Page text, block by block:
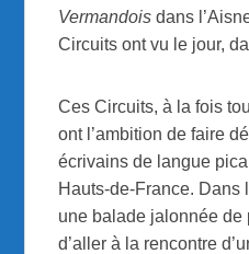
Vermandois dans
Circuits ont vu le jour,
Ces Circuits, à la fois
ont l’ambition de faire
écrivains de langue
Hauts-de-France. Dans
une balade jalonnée de
d’aller à la rencontre